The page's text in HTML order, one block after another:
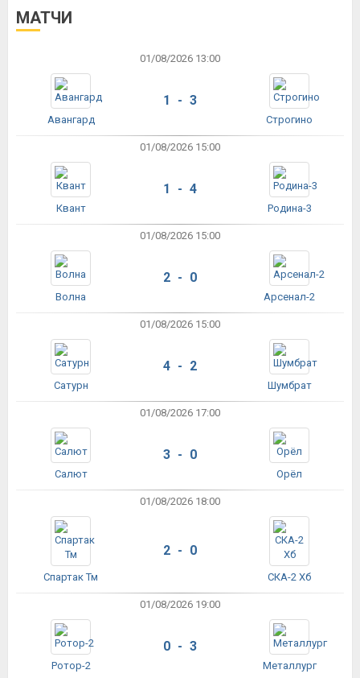
МАТЧИ
01/08/2026 13:00
Авангард
1 - 3
Строгино
01/08/2026 15:00
Квант
1 - 4
Родина-3
01/08/2026 15:00
Волна
2 - 0
Арсенал-2
01/08/2026 15:00
Сатурн
4 - 2
Шумбрат
01/08/2026 17:00
Салют
3 - 0
Орёл
01/08/2026 18:00
Спартак Тм
2 - 0
СКА-2 Хб
01/08/2026 19:00
Ротор-2
0 - 3
Металлург